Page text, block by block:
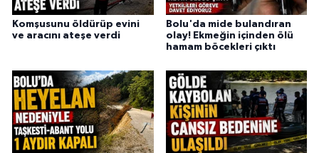
Komşusunu öldürüp evini
ve aracını ateşe verdi
Bolu'da mide bulandıran
olay! Ekmeğin içinden ölü
hamam böcekleri çıktı